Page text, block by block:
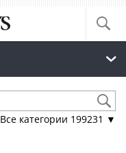
Все категории 199231 ▼